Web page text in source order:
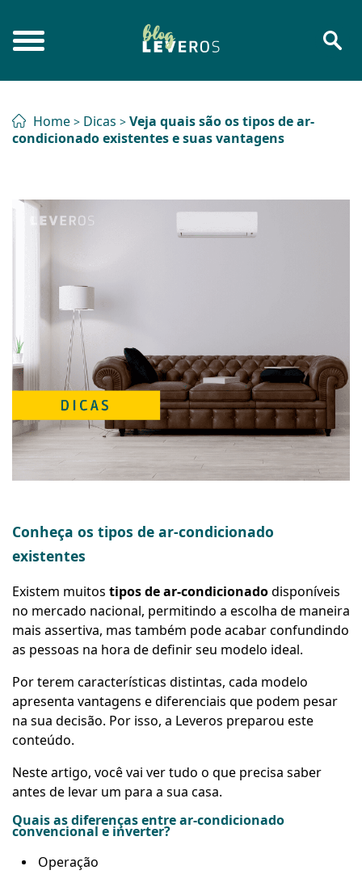
Home > Dicas > Veja quais são os tipos de ar-
condicionado existentes e suas vantagens
Conheça os tipos de ar-condicionado
existentes
Existem muitos tipos de ar-condicionadodisponíveis
no mercado nacional, permitindo a escolha de maneira
mais assertiva, mas também pode acabar confundindo
as pessoas na hora de definir seu modelo ideal.
Por terem características distintas, cada modelo
apresenta vantagens e diferenciais que podem pesar
na sua decisão. Por isso, a Leveros preparou este
conteúdo.
Neste artigo, você vai ver tudo o que precisa saber
antes de levar um para a sua casa.
Quais as diferenças entre ar-condicionado
convencional e inverter?
Operação